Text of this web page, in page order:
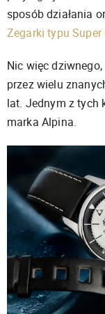
sposób działania
Zegarki typu
Nic więc
przez wielu
lat. Jednym z tych
marka Alpina.